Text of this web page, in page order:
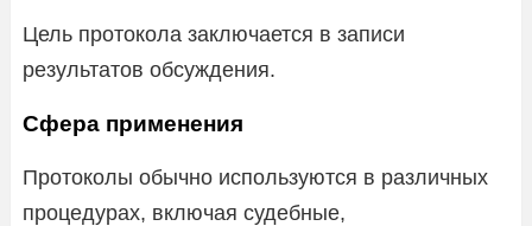
Цель протокола заключается в записи
результатов обсуждения.
Сфера применения
Протоколы обычно используются в различных
процедурах, включая судебные,